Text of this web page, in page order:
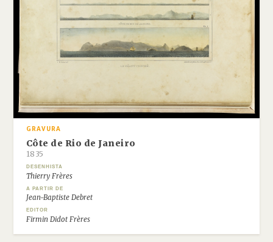
GRAVURA
Côte de Rio de Janeiro
1835
DESENHISTA
Thierry Frères
A PARTIR DE
Jean-Baptiste Debret
EDITOR
Firmin Didot Frères